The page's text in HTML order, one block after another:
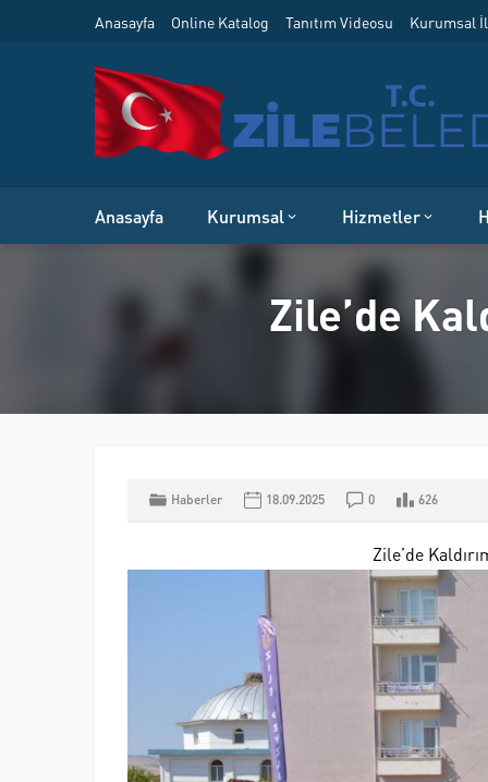
Anasayfa Online Katalog Tanıtım Videosu Kurumsal
Anasayfa Kurumsal Hizmetler
Zile’de
Haberler 18.09.2025 0 626
Zile’de